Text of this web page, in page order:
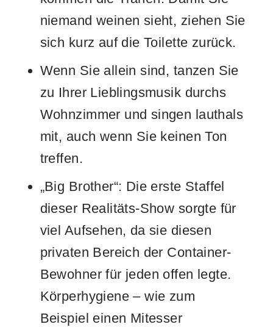
niemand weinen sieht, ziehen Sie
sich kurz auf die Toilette zurück.
Wenn Sie allein sind, tanzen Sie
zu Ihrer Lieblingsmusik durchs
Wohnzimmer und singen lauthals
mit, auch wenn Sie keinen Ton
treffen.
„Big Brother“: Die erste Staffel
dieser Realitäts-Show sorgte für
viel Aufsehen, da sie diesen
privaten Bereich der Container-
Bewohner für jeden offen legte.
Körperhygiene – wie zum
Beispiel einen Mitesser